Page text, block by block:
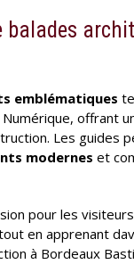
balades
emblématiques
offrant
Les guides
modernes et
pour les
en apprenant
à Bordeaux